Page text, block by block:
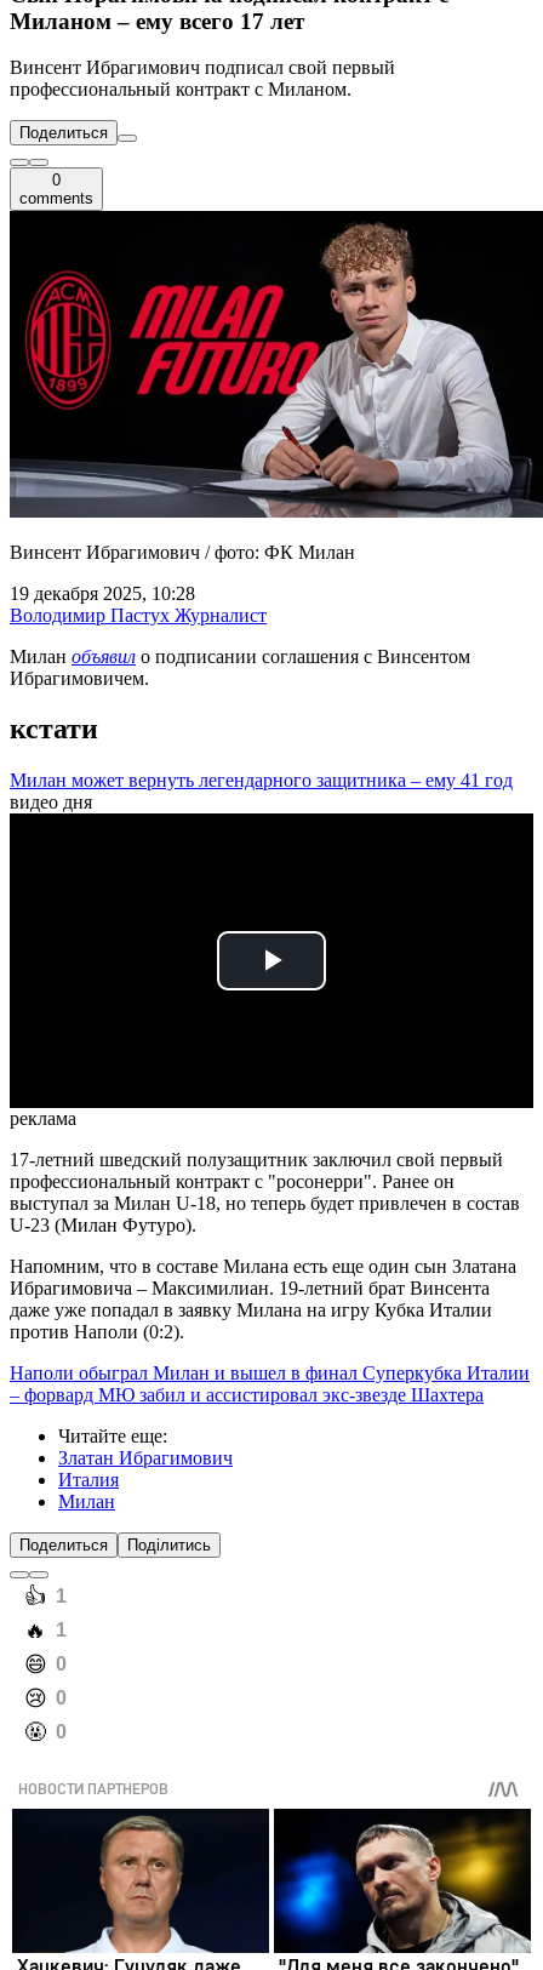
Миланом – ему всего 17 лет
Винсент Ибрагимович подписал свой первый
профессиональный контракт с Миланом.
Поделиться
0
comments
Винсент Ибрагимович / фото: ФК Милан
19 декабря 2025, 10:28
Володимир Пастух Журналист
Милан объявил о подписании соглашения с Винсентом
Ибрагимовичем.
кстати
Милан может вернуть легендарного защитника – ему 41 год
видео дня
Play
реклама
17-летний шведский полузащитник заключил свой первый
профессиональный контракт с "росонерри". Ранее он
выступал за Милан U-18, но теперь будет привлечен в состав
U-23 (Милан Футуро).
Напомним, что в составе Милана есть еще один сын Златана
Ибрагимовича – Максимилиан. 19-летний брат Винсента
даже уже попадал в заявку Милана на игру Кубка Италии
против Наполи (0:2).
Наполи обыграл Милан и вышел в финал Суперкубка Италии
– форвард МЮ забил и ассистировал экс-звезде Шахтера
Читайте еще:
Златан Ибрагимович
Италия
Милан
Поделиться Поділитись
️👍 1
️🔥 1
️😄 0
️😢 0
️🤬 0